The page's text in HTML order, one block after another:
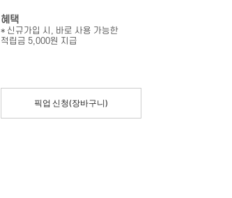
혜택
* 신규가입 시, 바로 사용 가능한
적립금 5,000원 지급
픽업 신청(장바구니)